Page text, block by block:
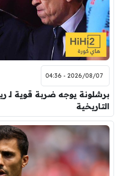
2026/08/07 - 04:36
برشلونة يوجه ضربة قوية لـ
التاريخية